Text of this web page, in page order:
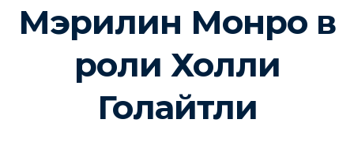
Мэрилин Монро в
роли Холли
Голайтли